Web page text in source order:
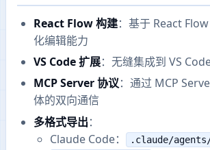
React Flow 构建：基于 React
化编辑能力
VS Code 扩展：无缝集成到 VS
MCP Server 协议：通过 MCP
体的双向通信
多格式导出：
Claude Code：
.claude/